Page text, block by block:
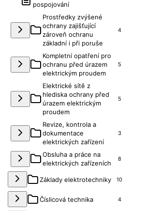
pospojování
Prostředky zvýšené
ochrany zajišťující
zároveň ochranu
základní i při poruše
4
Kompletní opatření pro
ochranu před úrazem
elektrickým proudem
5
Elektrické sítě z
hlediska ochrany před
úrazem elektrickým
proudem
5
Revize, kontrola a
dokumentace
elektrických zařízení
3
Obsluha a práce na
elektrických zařízeních
8
Základy elektrotechniky 10
Číslicová technika 4